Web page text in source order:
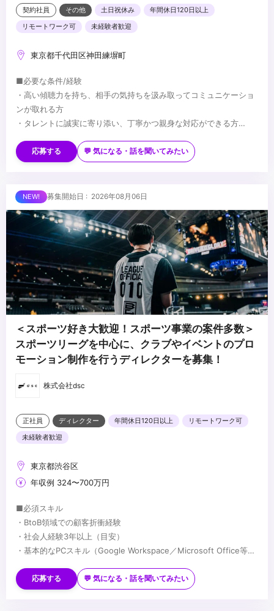
契約社員 その他 土日祝休み
年間休日120日以上
リモートワーク可
未経験者歓迎
東京都千代田区神田練塀町
■必要な条件/経験
・高い傾聴力を持ち、相手の気持ちを汲み取ってコミュニケーショ
ンが取れる方
・タレントに誠実に寄り添い、丁寧かつ親身な対応ができる方
意
・基本的なPCスキルおよびビジネスマナー
└タレントマネージャーないしはviviON、エンタメ業界へ挑戦し
たい理由
└今までの経験から、タレントマネージャー職に活かせそうな点
・業界を問わず、メンバーのマネジメントや育成に携わった経験
・販売、接客、営業など、対人折衝や顧客対応の経験
力が求められる業務経験
・YouTubeのトレンドや動画制作に関する知見
...
応募する 💬 気になる・話を聞いてみたい
募集開始日 : 2026年08月06日
＜スポーツ好き大歓迎！スポーツ事業の案件多数＞
スポーツリーグを中心に、クラブやイベントのプロ
モーション制作を行うディレクターを募集！
株式会社dsc
正社員 ディレクター 年間休日120日以上
リモートワーク可
未経験者歓迎
東京都渋谷区
年収例 324〜700万円
■必須スキル
・BtoB領域での顧客折衝経験
・社会人経験3年以上（目安）
・基本的なPCスキル（Google Workspace／Microsoft Office等）
・企業のSNSアカウントの企画・運用
・Google Analyticsなどを用いた数値分析の経験
応募する 💬 気になる・話を聞いてみたい